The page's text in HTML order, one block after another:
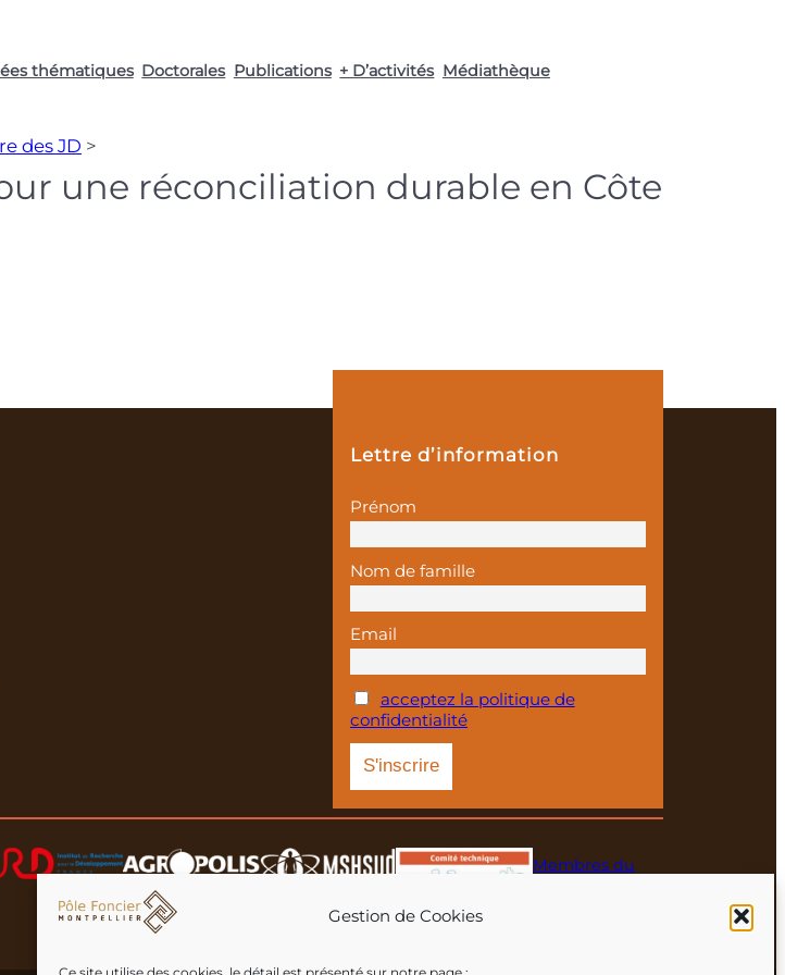
Gestion de Cookies
thématiques Doctorales Publications + D’activités Médiathèque
des JD >
une réconciliation durable en Côte
Lettre d’information
Prénom
Nom de famille
Email
acceptez la politique de
confidentialité
Membres du